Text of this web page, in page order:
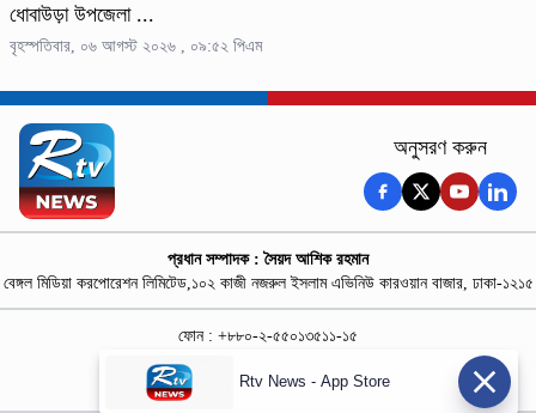
ধোবাউড়া উপজেলা ...
বৃহস্পতিবার, ০৬ আগস্ট ২০২৬ , ০৯:৫২ পিএম
অনুসরণ করুন
প্রধান সম্পাদক : সৈয়দ আশিক রহমান
বেঙ্গল মিডিয়া করপোরেশন লিমিটেড,১০২ কাজী নজরুল ইসলাম এভিনিউ কারওয়ান বাজার, ঢাকা-১২১৫
ফোন : +৮৮০-২-৫৫০১৩৫১১-১৫
নিউজ রুম : +৮৮০-১৮৭৮১৮৪৩৬৯-৭০
বিজ্ঞাপন :
rtvdigitalad@gmail.com
Rtv News - App Store